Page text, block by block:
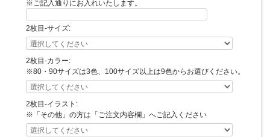
ョン料金がかかる場合がございます。）
例:「太郎」を、
ひらがなでお入れする場合→「たろう」
漢字でお入れする場合→「太郎」
とご記入下さい。
5.名前のローマ字表記をご記入ください。
※ご注文確定後20日～30日のでき次第順次お届けとなります。
※お急ぎの場合は対応可能か確認させていただきます。いつまでにお届け希望か
※ご記入通りにお入れいたします。
2枚目-サイズ:
2枚目-カラー:
※80・90サイズは3色、100サイズ以上は9色からお選びください。
2枚目-イラスト:
※「その他」の方は「ご注文内容欄」へご記入ください